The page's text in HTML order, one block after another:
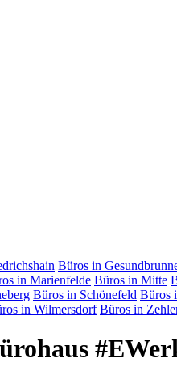
Büros in
in Marienfelde Büros in Mitte
Büros in Schönefeld Büros
in Wilmersdorf Büros in